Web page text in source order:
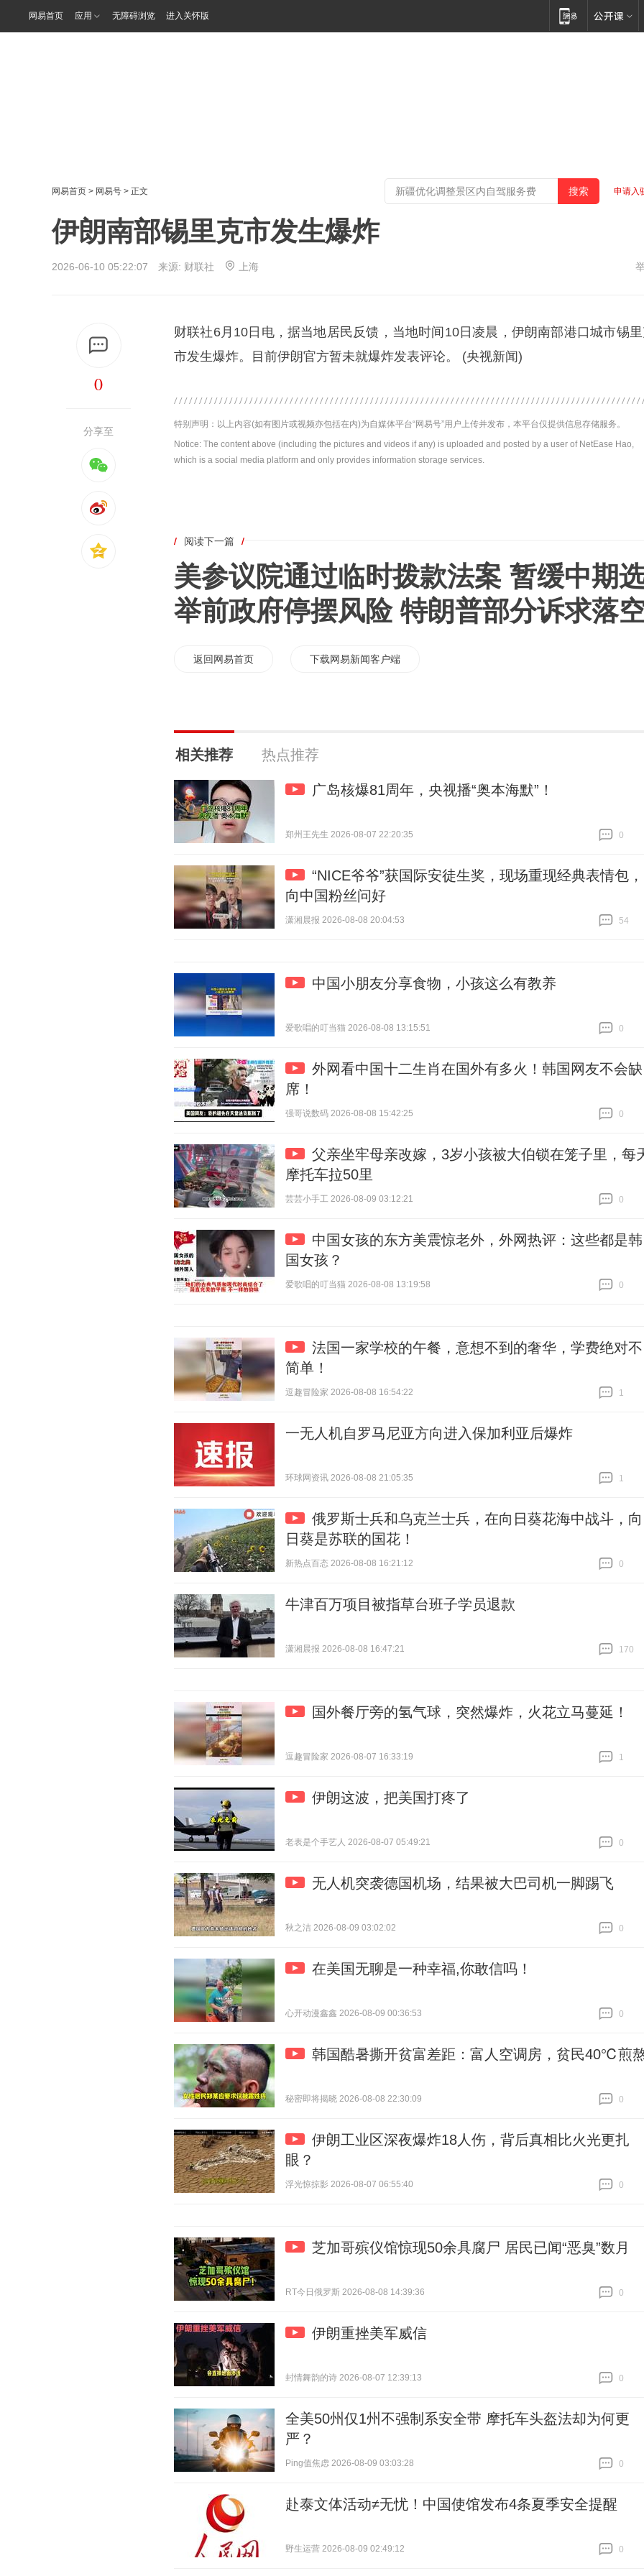
网易首页 应用 无障碍浏览 进入关怀版
网易首页 > 网易号 > 正文 申请入
伊朗南部锡里克市发生爆炸
2026-06-10 05:22:07 来源: 财联社 上海
0
分享至
财联社6月10日电，据当地居民反馈，当地时间10日凌晨，伊朗南部港口城市锡
市发生爆炸。目前伊朗官方暂未就爆炸发表评论。 (央视新闻)
特别声明：以上内容(如有图片或视频亦包括在内)为自媒体平台“网易号”用户上传并发布，本平台仅提供信息存储服务。
Notice: The content above (including the pictures and videos if any) is uploaded and posted by a user of NetEase Hao,
which is a social media platform and only provides information storage services.
/ 阅读下一篇 /
美参议院通过临时拨款法案 暂缓中期
举前政府停摆风险 特朗普部分诉求落
返回网易首页 下载网易新闻客户端
相关推荐 热点推荐
广岛核爆81周年，央视播“奥本海默”！
郑州王先生 2026-08-07 22:20:35
0
“NICE爷爷”获国际安徒生奖，现场重现经典表情包，
向中国粉丝问好
潇湘晨报 2026-08-08 20:04:53
54
中国小朋友分享食物，小孩这么有教养
爱歌唱的叮当猫 2026-08-08 13:15:51
0
外网看中国十二生肖在国外有多火！韩国网友不会缺
席！
强哥说数码 2026-08-08 15:42:25
0
父亲坐牢母亲改嫁，3岁小孩被大伯锁在笼子里，每
摩托车拉50里
芸芸小手工 2026-08-09 03:12:21
0
中国女孩的东方美震惊老外，外网热评：这些都是韩
国女孩？
爱歌唱的叮当猫 2026-08-08 13:19:58
0
法国一家学校的午餐，意想不到的奢华，学费绝对不
简单！
逗趣冒险家 2026-08-08 16:54:22
1
一无人机自罗马尼亚方向进入保加利亚后爆炸
环球网资讯 2026-08-08 21:05:35
1
俄罗斯士兵和乌克兰士兵，在向日葵花海中战斗，向
日葵是苏联的国花！
新热点百态 2026-08-08 16:21:12
0
牛津百万项目被指草台班子学员退款
潇湘晨报 2026-08-08 16:47:21
170
国外餐厅旁的氢气球，突然爆炸，火花立马蔓延！
逗趣冒险家 2026-08-07 16:33:19
1
伊朗这波，把美国打疼了
老表是个手艺人 2026-08-07 05:49:21
0
无人机突袭德国机场，结果被大巴司机一脚踢飞
秋之洁 2026-08-09 03:02:02
0
在美国无聊是一种幸福,你敢信吗！
心开动漫鑫鑫 2026-08-09 00:36:53
0
韩国酷暑撕开贫富差距：富人空调房，贫民40℃煎
秘密即将揭晓 2026-08-08 22:30:09
0
伊朗工业区深夜爆炸18人伤，背后真相比火光更扎
眼？
浮光惊掠影 2026-08-07 06:55:40
0
芝加哥殡仪馆惊现50余具腐尸 居民已闻“恶臭”数月
RT今日俄罗斯 2026-08-08 14:39:36
0
伊朗重挫美军威信
封情舞韵的诗 2026-08-07 12:39:13
0
全美50州仅1州不强制系安全带 摩托车头盔法却为何更
严？
Ping值焦虑 2026-08-09 03:03:28
0
赴泰文体活动≠无忧！中国使馆发布4条夏季安全提醒
野生运营 2026-08-09 02:49:12
0